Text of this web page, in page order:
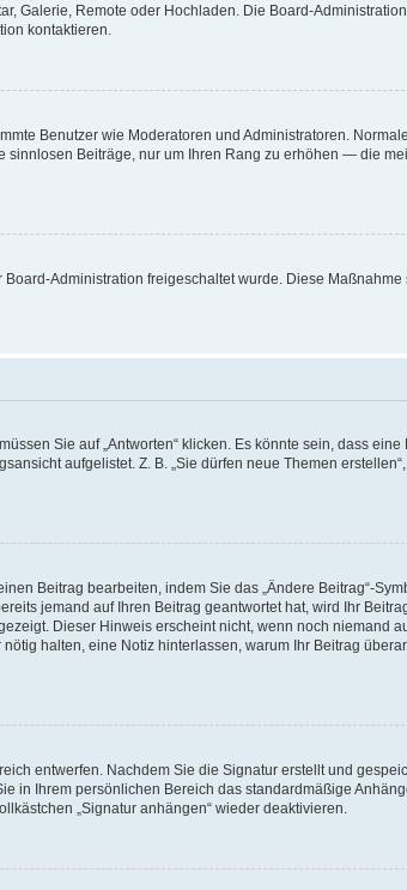
Galerie, Remote oder Hochladen. Die Board-
kontaktieren.
Benutzer wie Moderatoren und Administratoren.
Beiträge, nur um Ihren Rang zu erhöhen — die
Administration freigeschaltet wurde. Diese Maßnahme
Sie auf „Antworten“ klicken. Es könnte sein, dass eine
aufgelistet. Z. B. „Sie dürfen neue Themen erstellen“,
Beitrag bearbeiten, indem Sie das „Ändere Beitrag“-
jemand auf Ihren Beitrag geantwortet hat, wird Ihr
Dieser Hinweis erscheint nicht, wenn noch niemand
halten, eine Notiz hinterlassen, warum Ihr Beitrag
entwerfen. Nachdem Sie die Signatur erstellt und
in Ihrem persönlichen Bereich das standardmäßige
„Signatur anhängen“ wieder deaktivieren.